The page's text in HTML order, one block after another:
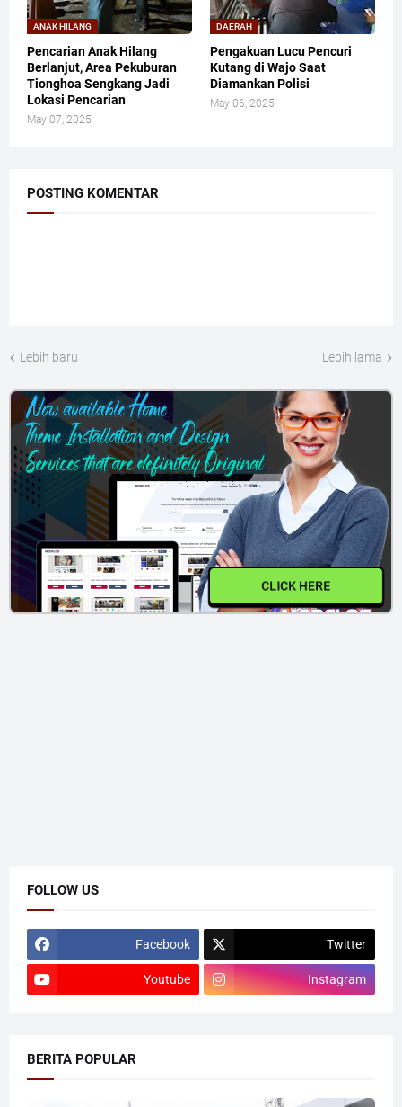
ANAK HILANG
Pencarian Anak Hilang
Berlanjut, Area Pekuburan
Tionghoa Sengkang Jadi
Lokasi Pencarian
May 07, 2025
DAERAH
Pengakuan Lucu Pencuri
Kutang di Wajo Saat
Diamankan Polisi
May 06, 2025
POSTING KOMENTAR
Lebih baru Lebih lama
CLICK HERE
FOLLOW US
Facebook Twitter
Youtube Instagram
BERITA POPULAR